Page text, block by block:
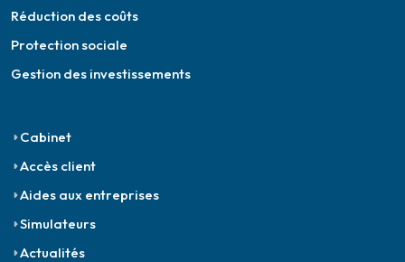
Réduction des coûts
Protection sociale
Gestion des investissements
Cabinet
Accès client
Aides aux entreprises
Simulateurs
Actualités